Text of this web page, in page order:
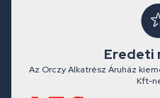
Eredeti
Az Orczy Alkatrész Áruház
Kft-